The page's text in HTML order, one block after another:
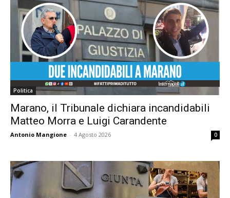
Politica
Marano, il Tribunale dichiara incandidabili
Matteo Morra e Luigi Carandente
Antonio Mangione - 4 Agosto 2026 0